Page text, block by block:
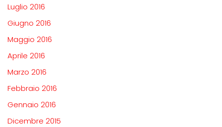
Luglio 2016
Giugno 2016
Maggio 2016
Aprile 2016
Marzo 2016
Febbraio 2016
Gennaio 2016
Dicembre 2015